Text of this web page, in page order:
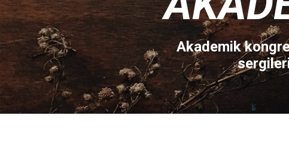
Akademik